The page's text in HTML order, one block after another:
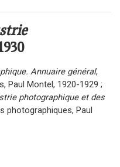
Annuaire général,
Paul Montel, 1920-1929 ;
photographique et des
photographiques, Paul